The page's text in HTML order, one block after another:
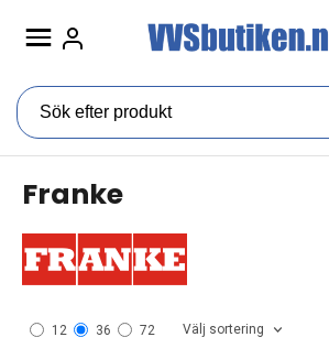
Franke
12 36 72 Välj sortering